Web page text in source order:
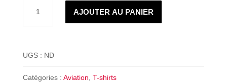
T-
AJOUTER AU PANIER
UGS : ND
Catégories : Aviation T-shirts